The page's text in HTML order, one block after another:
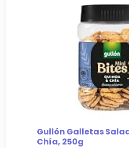
Gullón Galletas
Chía, 250g